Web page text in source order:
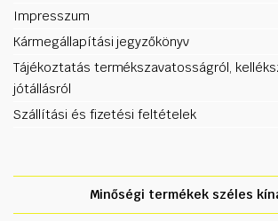
Impresszum
Kármegállapítási jegyzőkönyv
Tájékoztatás termékszavatosságról,
jótállásról
Szállítási és fizetési feltételek
Minőségi termékek széles